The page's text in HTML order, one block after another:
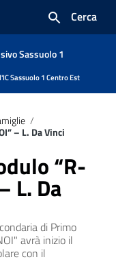
Cerca
Sassuolo 1
Sassuolo 1 Centro Est
/
– L. Da Vinci
“R-
L. Da
di Primo
avrà inizio il
con il